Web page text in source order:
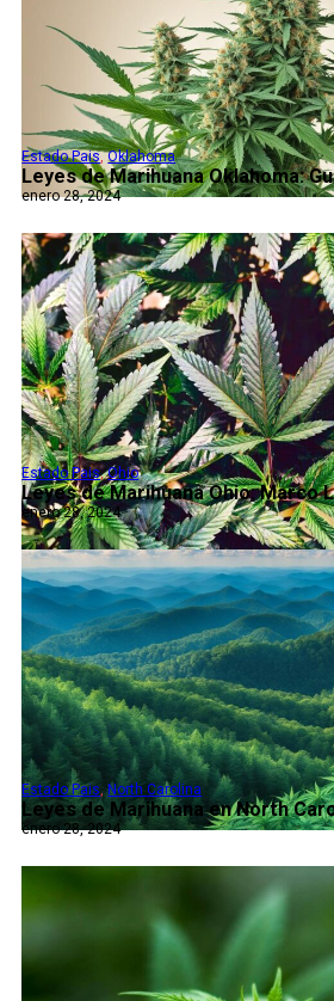
Leyes de Marihuana Oklahoma:
Estado Pais,Oklahoma
enero 28, 2024
Leyes de Marihuana Ohio: Marco
Estado Pais,Ohio
enero 28, 2024
Leyes de Marihuana en North
Estado Pais,North Carolina
enero 28, 2024